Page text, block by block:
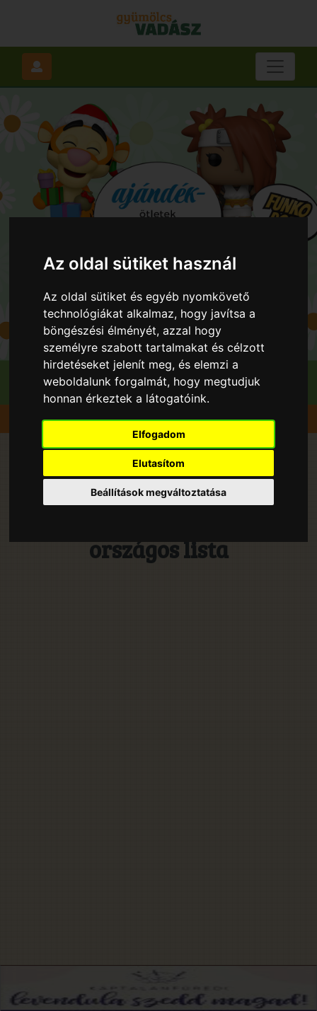
Az oldal sütiket használ
Az oldal sütiket és egyéb nyomkövető
technológiákat alkalmaz, hogy javítsa a
böngészési élményét, azzal hogy
személyre szabott tartalmakat és célzott
hirdetéseket jelenít meg, és elemzi a
weboldalunk forgalmát, hogy megtudjuk
honnan érkeztek a látogatóink.
Elfogadom
Elutasítom
Beállítások megváltoztatása
Szedd magad Levendula
Szedd és/vagy vedd magad
Levendula lelőhelyek 2026
országos lista